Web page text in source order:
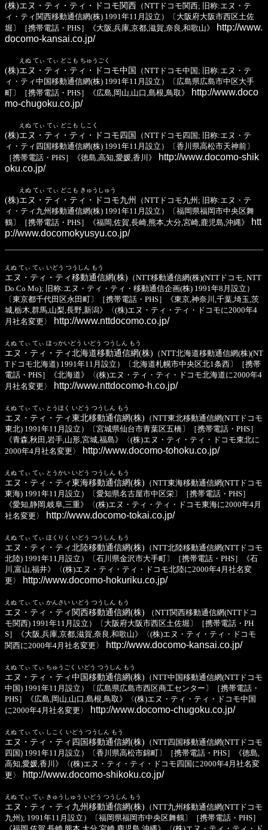
(株)エヌ・ティ・ティ・ドコモ関西 （NTTドコモ関西; 旧称:エヌ・テ
ィ・ティ関西移動通信網(株) 1991年11月設立）〔大阪府大阪市西区土佐
堀〕［携帯電話・PHS］《大阪,兵庫,京都,滋賀,奈良,和歌山》
http://www.
docomo-kansai.co.jp/
えぬ てぃ てぃ どこも ちゅうごく
(株)エヌ・ティ・ティ・ドコモ中国
（NTTドコモ中国; 旧称:エヌ・テ
ィ・ティ中国移動通信網(株) 1991年11月設立）〔広島県広島市中区大手
町〕［携帯電話・PHS］《広島,岡山,山口,島根,鳥取》
http://www.doco
mo-chugoku.co.jp/
えぬ てぃ てぃ どこも しこく
(株)エヌ・ティ・ティ・ドコモ四国
（NTTドコモ四国; 旧称:エヌ・テ
ィ・ティ四国移動通信網(株) 1991年11月設立）〔香川県高松市天神前〕
［携帯電話・PHS］《徳島,高知,愛媛,香川》
http://www.docomo-shik
oku.co.jp/
えぬ てぃ てぃ どこも きゅうしゅう
(株)エヌ・ティ・ティ・ドコモ九州
（NTTドコモ九州; 旧称:エヌ・テ
ィ・ティ九州移動通信網(株) 1991年11月設立）〔福岡県福岡市中央区舞
鶴〕［携帯電話・PHS］《福岡,佐賀,長崎,熊本,大分,宮崎,鹿児島,沖縄》
htt
p://www.docomokyusyu.co.jp/
えぬ てぃ てぃ いどう つうしん もう
エヌ・ティ・ティ移動通信網(株) （NTT移動通信網(株)(NTTドコモ, NTT
Do Co Mo); 旧称:エヌ・ティ・ティ・移動通信企画(株) 1991年8月設立）
〔東京都千代田区永田町〕［携帯電話・PHS］《東京,神奈川,千葉,埼玉,茨
城,栃木,群馬,山梨,長野,新潟》〈(株)エヌ・ティ・ティ・ドコモに2000年4
月社名変更〉
http://www.nttdocomo.co.jp/
えぬ てぃ てぃ ほっかいどう いどう つうしん もう
エヌ・ティ・ティ北海道移動通信網(株) （NTT北海道移動通信網(株)(NT
Tドコモ北海道) 1991年11月設立）〔北海道札幌市中央区北1条西〕［携帯
電話・PHS］《北海道》〈(株)エヌ・ティ・ティ・ドコモ北海道に2000年4
月社名変更〉
http://www.nttdocomo-h.co.jp/
えぬ てぃ てぃ とうほく いどう つうしん もう
エヌ・ティ・ティ東北移動通信網(株) （NTT東北移動通信網(NTTドコモ
東北) 1991年11月設立）〔宮城県仙台市青葉区五橋〕［携帯電話・PHS］
《青森,秋田,岩手,山形,宮城,福島》〈(株)エヌ・ティ・ティ・ドコモ東北に
2000年4月社名変更〉
http://www.docomo-tohoku.co.jp/
えぬ てぃ てぃ とうかい いどう つうしん もう
エヌ・ティ・ティ東海移動通信網(株) （NTT東海移動通信網(NTTドコモ
東海) 1991年11月設立）〔愛知県名古屋市中区栄〕［携帯電話・PHS］
《愛知,静岡,岐阜,三重》〈(株)エヌ・ティ・ティ・ドコモ東海に2000年4月
社名変更〉
http://www.docomo-tokai.co.jp/
えぬ てぃ てぃ ほくりく いどう つうしん もう
エヌ・ティ・ティ北陸移動通信網(株) （NTT北陸移動通信網(NTTドコモ
北陸) 1991年11月設立）〔石川県金沢市大手町〕［携帯電話・PHS］《石
川,富山,福井》〈(株)エヌ・ティ・ティ・ドコモ北陸に2000年4月社名変
更〉
http://www.docomo-hokuriku.co.jp/
えぬ てぃ てぃ かんさい いどう つうしん もう
エヌ・ティ・ティ関西移動通信網(株)
（NTT関西移動通信網(NTTドコ
モ関西) 1991年11月設立）〔大阪府大阪市西区土佐堀〕［携帯電話・PH
S］《大阪,兵庫,京都,滋賀,奈良,和歌山》〈(株)エヌ・ティ・ティ・ドコモ
関西に2000年4月社名変更〉
http://www.docomo-kansai.co.jp/
えぬ てぃ てぃ ちゅうごく いどう つうしん もう
エヌ・ティ・ティ中国移動通信網(株) （NTT中国移動通信網(NTTドコモ
中国) 1991年11月設立）〔広島県広島市西区商工センター〕［携帯電話・
PHS］《広島,岡山,山口,島根,鳥取》〈(株)エヌ・ティ・ティ・ドコモ中国
に2000年4月社名変更〉
http://www.docomo-chugoku.co.jp/
えぬ てぃ てぃ しこく いどう つうしん もう
エヌ・ティ・ティ四国移動通信網(株) （NTT四国移動通信網(NTTドコモ
四国) 1991年11月設立）〔香川県高松市錦町〕［携帯電話・PHS］《徳島,
高知,愛媛,香川》〈(株)エヌ・ティ・ティ・ドコモ四国に2000年4月社名変
更〉
http://www.docomo-shikoku.co.jp/
えぬ てぃ てぃ きゅうしゅう いどう つうしん もう
エヌ・ティ・ティ九州移動通信網(株) （NTT九州移動通信網(NTTドコモ
九州); 1991年11月設立）〔福岡県福岡市中央区舞鶴〕［携帯電話・PHS］